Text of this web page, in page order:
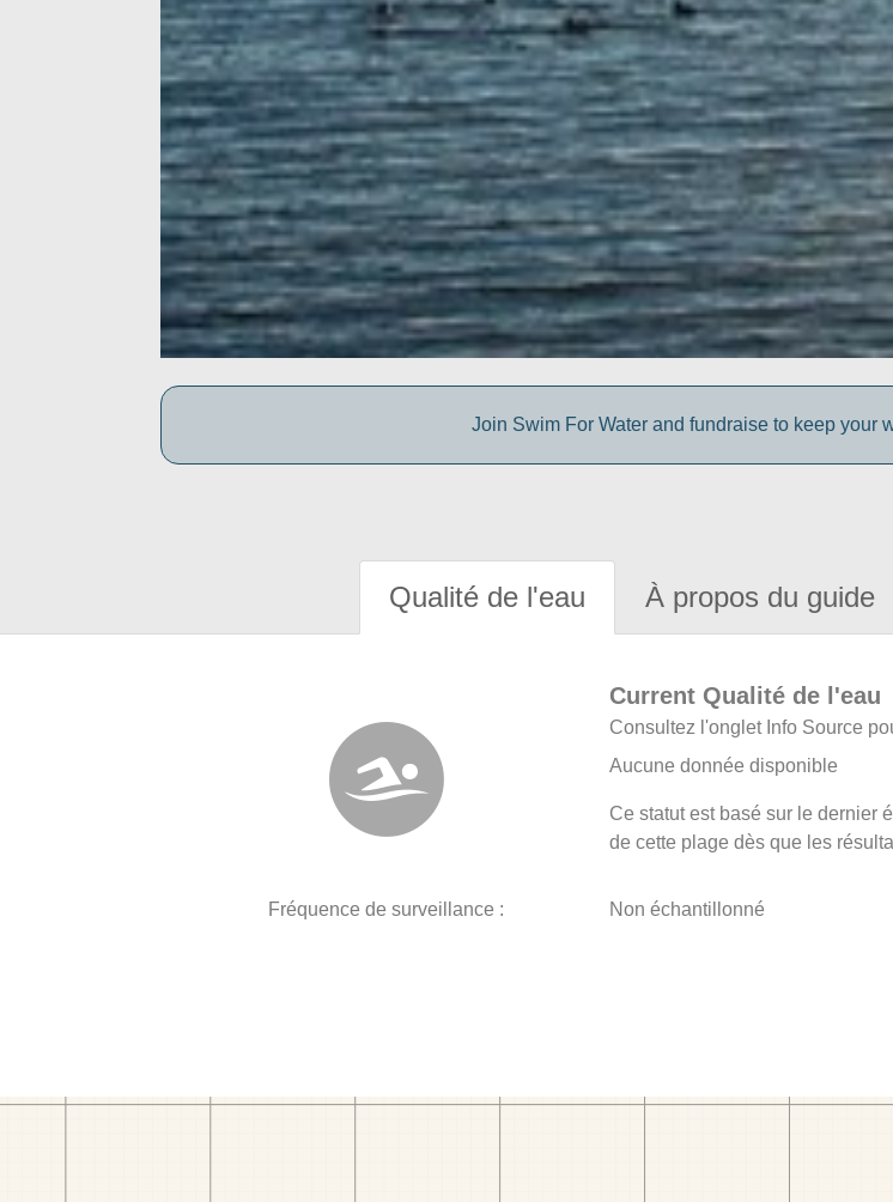
Join Swim For Water and fundraise to keep your
Qualité de l'eau À propos du guide
Current Qualité de l'eau
Consultez l'onglet Info Source
Aucune donnée disponible
Ce statut est basé sur le dernier
de cette plage dès que les
Fréquence de surveillance : Non échantillonné